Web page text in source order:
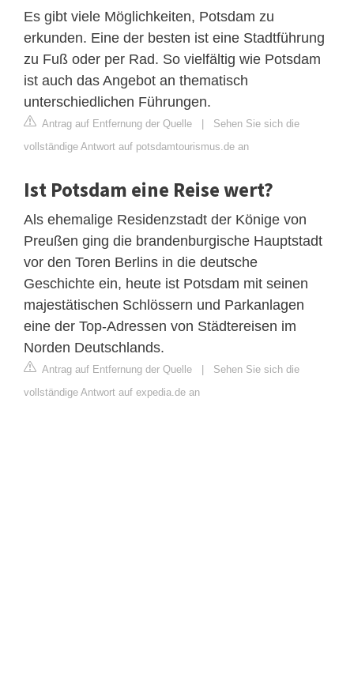
Es gibt viele Möglichkeiten, Potsdam zu
erkunden. Eine der besten ist eine Stadtführung
zu Fuß oder per Rad. So vielfältig wie Potsdam
ist auch das Angebot an thematisch
unterschiedlichen Führungen.
Antrag auf Entfernung der Quelle | Sehen Sie sich die
vollständige Antwort auf potsdamtourismus.de an
Ist Potsdam eine Reise wert?
Als ehemalige Residenzstadt der Könige von
Preußen ging die brandenburgische Hauptstadt
vor den Toren Berlins in die deutsche
Geschichte ein, heute ist Potsdam mit seinen
majestätischen Schlössern und Parkanlagen
eine der Top-Adressen von Städtereisen im
Norden Deutschlands.
Antrag auf Entfernung der Quelle | Sehen Sie sich die
vollständige Antwort auf expedia.de an